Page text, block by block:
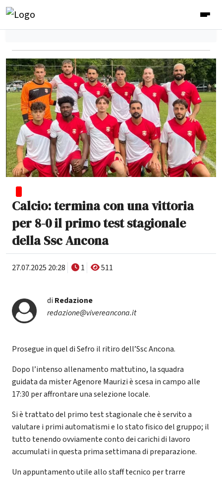
Calcio: termina con una vittoria
per 8-0 il primo test stagionale
della Ssc Ancona
27.07.2025 20:28 1 511
di Redazione
redazione@vivereancona.it
Prosegue in quel di Sefro il ritiro dell’Ssc Ancona.
Dopo l’intenso allenamento mattutino, la squadra
guidata da mister Agenore Maurizi è scesa in campo alle
17:30 per affrontare una selezione locale.
Si è trattato del primo test stagionale che è servito a
valutare i primi automatismi e lo stato fisico del gruppo; il
tutto tenendo ovviamente conto dei carichi di lavoro
accumulati in questa prima settimana di preparazione.
Un appuntamento utile allo staff tecnico per trarre